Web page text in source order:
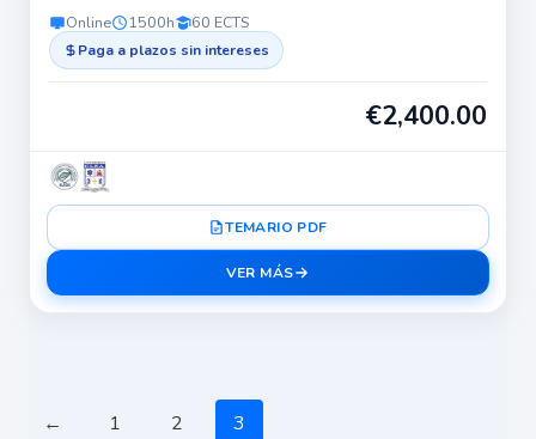
Online 1500h 60 ECTS
Paga a plazos sin intereses
€2,400.00
TEMARIO PDF
VER MÁS
← 1 2 3